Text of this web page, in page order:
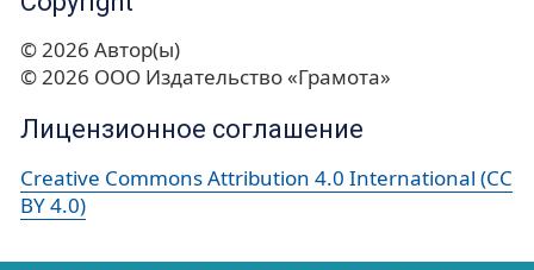
© 2026 Автор(ы)
© 2026 ООО Издательство «Грамота»
Лицензионное соглашение
Creative Commons Attribution 4.0 International (CC
BY 4.0)